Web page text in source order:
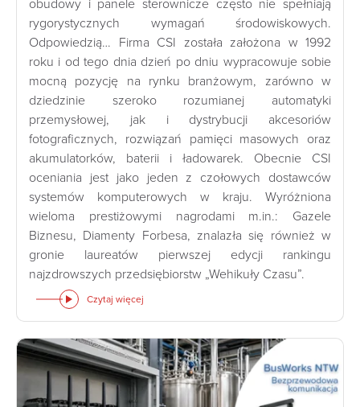
obudowy i panele sterownicze często nie spełniają
rygorystycznych wymagań środowiskowych.
Odpowiedzią… Firma CSI została założona w 1992
roku i od tego dnia dzień po dniu wypracowuje sobie
mocną pozycję na rynku branżowym, zarówno w
dziedzinie szeroko rozumianej automatyki
przemysłowej, jak i dystrybucji akcesoriów
fotograficznych, rozwiązań pamięci masowych oraz
akumulatorków, baterii i ładowarek. Obecnie CSI
oceniania jest jako jeden z czołowych dostawców
systemów komputerowych w kraju. Wyróżniona
wieloma prestiżowymi nagrodami m.in.: Gazele
Biznesu, Diamenty Forbesa, znalazła się również w
gronie laureatów pierwszej edycji rankingu
najzdrowszych przedsiębiorstw „Wehikuły Czasu”.
Czytaj więcej